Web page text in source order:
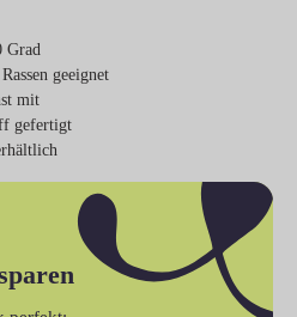
Grad
geeignet
mit
gefertigt